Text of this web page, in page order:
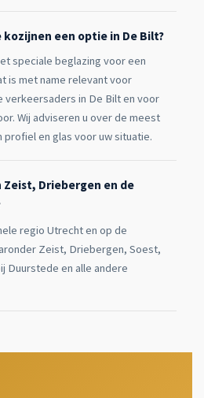
een optie in De Bilt?
speciale beglazing voor een
is met name relevant voor
verkeersaders in De Bilt en voor
Wij adviseren u over de meest
en glas voor uw situatie.
Driebergen en de
regio Utrecht en op de
Zeist, Driebergen, Soest,
Duurstede en alle andere